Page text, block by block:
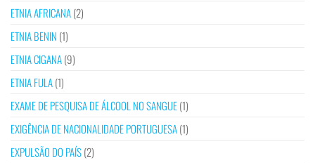
ETNIA AFRICANA(2)
ETNIA BENIN (1)
ETNIA CIGANA(9)
ETNIA FULA(1)
EXAME DE PESQUISA DE ÁLCOOL NO SANGUE(1)
EXIGÊNCIA DE NACIONALIDADE PORTUGUESA(1)
EXPULSÃO DO PAÍS(2)